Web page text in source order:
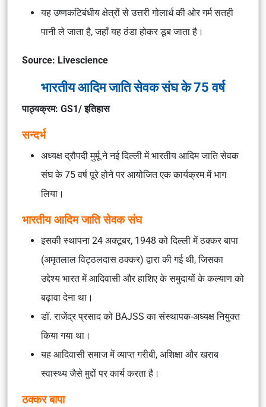
यह उष्णकटिबंधीय क्षेत्रों से उत्तरी गोलार्ध की ओर गर्म सतही
पानी ले जाता है, जहाँ यह ठंडा होकर डूब जाता है।
Source: Livescience
भारतीय आदिम जाति सेवक संघ के 75 वर्ष
पाठ्यक्रम: GS1/ इतिहास
सन्दर्भ
अध्यक्ष द्रौपदी मुर्मू ने नई दिल्ली में भारतीय आदिम जाति सेवक
संघ के 75 वर्ष पूरे होने पर आयोजित एक कार्यक्रम में भाग
लिया।
भारतीय आदिम जाति सेवक संघ
इसकी स्थापना 24 अक्टूबर, 1948 को दिल्ली में ठक्कर बापा
(अमृतलाल विट्ठलदास ठक्कर) द्वारा की गई थी, जिसका
उद्देश्य भारत में आदिवासी और हाशिए के समुदायों के कल्याण को
बढ़ावा देना था।
डॉ. राजेंद्र प्रसाद को BAJSS का संस्थापक-अध्यक्ष नियुक्त
किया गया था।
यह आदिवासी समाज में व्याप्त गरीबी, अशिक्षा और खराब
स्वास्थ्य जैसे मुद्दों पर कार्य करता है।
ठक्कर बापा